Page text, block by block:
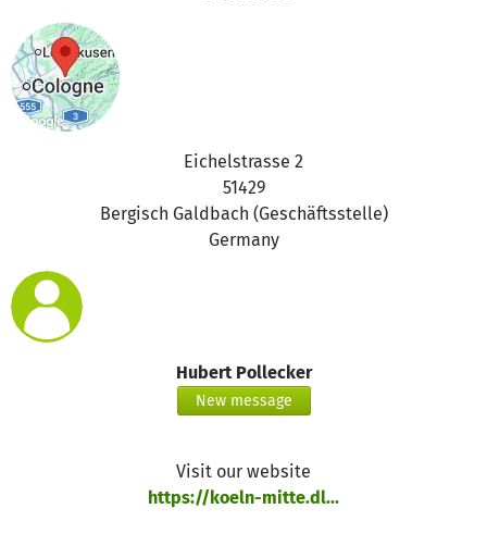
Eichelstrasse 2
51429
Bergisch Galdbach (Geschäftsstelle)
Germany
Hubert Pollecker
New message
Visit our website
https://koeln-mitte.dl...